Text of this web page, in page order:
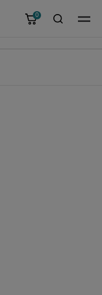
0 메뉴